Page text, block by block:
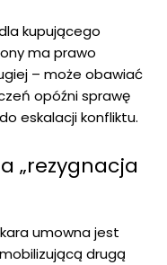
kupującego
ma prawo
– może obawiać
opóźni sprawę
eskalacji konfliktu.
„rezygnacja
umowna jest
drugą